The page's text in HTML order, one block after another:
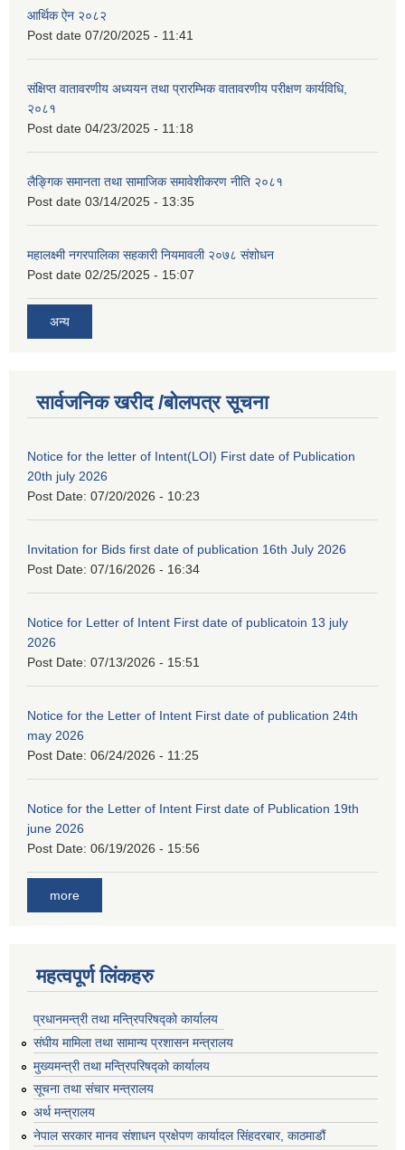
आर्थिक ऐन २०८२
Post date 07/20/2025 - 11:41
संक्षिप्त वातावरणीय अध्ययन तथा प्रारम्भिक वातावरणीय परीक्षण कार्यविधि,
२०८१
Post date 04/23/2025 - 11:18
लैङ्गिक समानता तथा सामाजिक समावेशीकरण नीति २०८१
Post date 03/14/2025 - 13:35
महालक्ष्मी नगरपालिका सहकारी नियमावली २०७८ संशोधन
Post date 02/25/2025 - 15:07
अन्य
सार्वजनिक खरीद /बोलपत्र सूचना
Notice for the letter of Intent(LOI) First date of Publication
20th july 2026
Post Date: 07/20/2026 - 10:23
Invitation for Bids first date of publication 16th July 2026
Post Date: 07/16/2026 - 16:34
Notice for Letter of Intent First date of publicatoin 13 july
2026
Post Date: 07/13/2026 - 15:51
Notice for the Letter of Intent First date of publication 24th
may 2026
Post Date: 06/24/2026 - 11:25
Notice for the Letter of Intent First date of Publication 19th
june 2026
Post Date: 06/19/2026 - 15:56
more
महत्वपूर्ण लिंकहरु
प्रधानमन्त्री तथा मन्त्रिपरिषद्को कार्यालय
संघीय मामिला तथा सामान्य प्रशासन मन्त्रालय
मुख्यमन्त्री तथा मन्त्रिपरिषद्को कार्यालय
सूचना तथा संचार मन्त्रालय
अर्थ मन्त्रालय
नेपाल सरकार मानव संशाधन प्रक्षेपण कार्यादल सिंहदरबार, काठमाडौं